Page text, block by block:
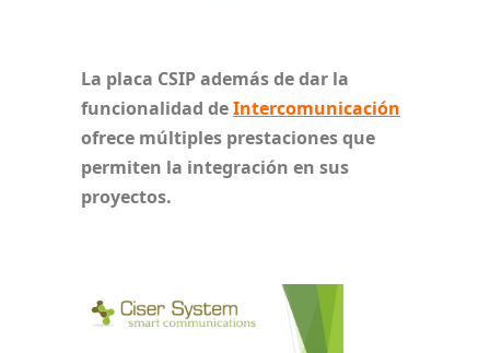
La placa CSIP además de dar la
funcionalidad deIntercomunicación
ofrece múltiples prestaciones que
permiten la integración en sus
proyectos.